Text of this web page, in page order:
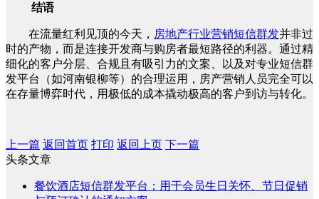
结语
在流量红利见顶的今天， 房地产行业营销短信群发并非过
时的产物，而是连接开发商与购房者最短路径的利器。通过精
细化的客户分层、合规且有吸引力的文案、以及对专业短信群
发平台（如河南银柳等）的合理运用，房产营销人员完全可以
在存量博弈时代，用极低的成本撬动极高的客户到访与转化。
上一篇 返回首页 打印 返回上页 下一篇
头条文章
餐饮酒店短信群发平台：用于会员生日关怀、节日促销